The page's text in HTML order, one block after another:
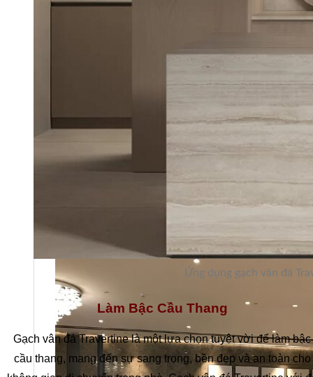
Ứng dụng gạch vân đá
Làm Bậc Cầu Thang
Gạch vân đá Travertine là một lựa chọn tuyệt vời để làm bậc
cầu thang, mang đến sự sang trọng, bền đẹp và an toàn cho